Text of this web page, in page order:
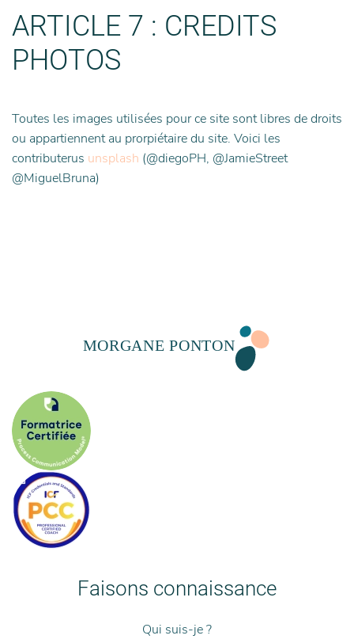
ARTICLE 7 : CREDITS
PHOTOS
Toutes les images utilisées pour ce site sont libres de droits
ou appartiennent au prorpiétaire du site. Voici les
contributerus unsplash (@diegoPH, @JamieStreet
@MiguelBruna)
Faisons connaissance
Qui suis-je ?